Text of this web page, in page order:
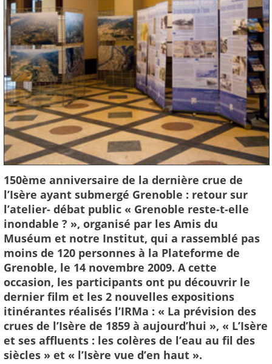
150ème anniversaire de la dernière crue de
l’Isère ayant submergé Grenoble : retour sur
l’atelier- débat public « Grenoble reste-t-elle
inondable ? », organisé par les Amis du
Muséum et notre Institut, qui a rassemblé pas
moins de 120 personnes à la Plateforme de
Grenoble, le 14 novembre 2009. A cette
occasion, les participants ont pu découvrir le
dernier film et les 2 nouvelles expositions
itinérantes réalisés l’IRMa : « La prévision des
crues de l’Isère de 1859 à aujourd’hui », « L’Isère
et ses affluents : les colères de l’eau au fil des
siècles » et « l’Isère vue d’en haut ».